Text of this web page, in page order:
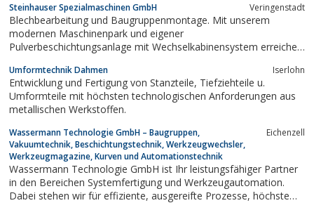
rund um die Strahl-, Lackier- und Fördertechnik für
Großkomponenten entwickelt. So findet...
Steinhauser Spezialmaschinen GmbH Veringenstadt
Blechbearbeitung und Baugruppenmontage. Mit unserem
modernen Maschinenpark und eigener
Pulverbeschichtungsanlage mit Wechselkabinensystem erreichen
Fertigung.
Umformtechnik Dahmen Iserlohn
Entwicklung und Fertigung von Stanzteile, Tiefziehteile u.
Umformteile mit höchsten technologischen Anforderungen aus
metallischen Werkstoffen.
Wassermann Technologie GmbH – Baugruppen,
Vakuumtechnik, Beschichtungstechnik, Werkzeugwechsler,
Werkzeugmagazine, Kurven und Automationstechnik
Eichenzell
Wassermann Technologie GmbH ist Ihr leistungsfähiger Partner
in den Bereichen Systemfertigung und Werkzeugautomation.
Dabei stehen wir für effiziente, ausgereifte Prozesse, höchste